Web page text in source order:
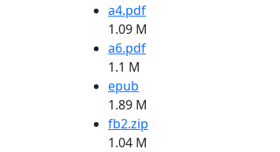
a4.pdf
1.09 M
a6.pdf
1.1 M
epub
1.89 M
fb2.zip
1.04 M